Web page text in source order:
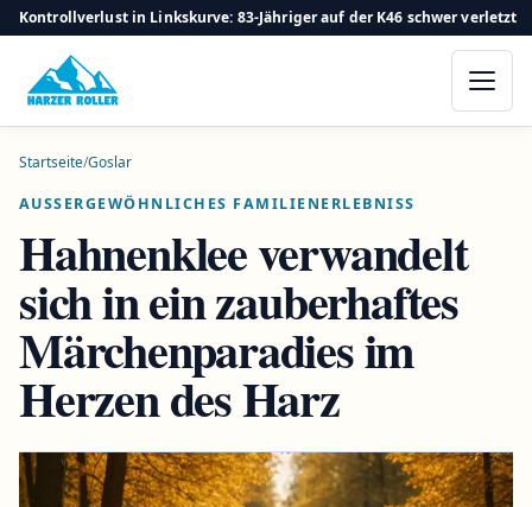
Kontrollverlust in Linkskurve: 83-Jähriger auf der K46 schwer verletzt
Startseite/Goslar
AUSSERGEWÖHNLICHES FAMILIENERLEBNISS
Hahnenklee verwandelt
sich in ein zauberhaftes
Märchenparadies im
Herzen des Harz